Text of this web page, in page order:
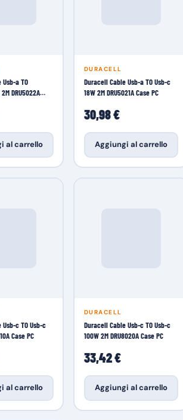
a TO
DRU5022A
al carrello
DURACELL
Duracell Cable Usb-a TO Usb-c
18W 2M DRU5021A Case PC
30,98 €
Aggiungi al carrello
c TO Usb-c
Case PC
al carrello
DURACELL
Duracell Cable Usb-c TO Usb-c
100W 2M DRU8020A Case PC
33,42 €
Aggiungi al carrello